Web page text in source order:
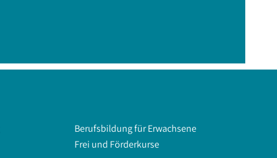
Berufsbildung für Erwachsene
Frei und Förderkurse